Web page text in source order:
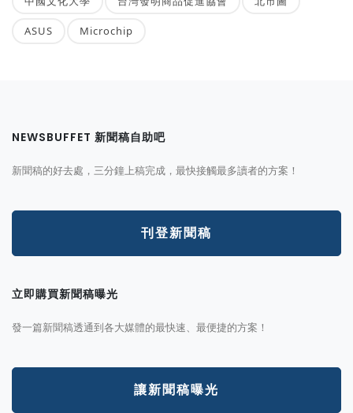
ASUS Microchip
NEWSBUFFET 新聞稿自助吧
新聞稿的好去處，三分鐘上稿完成，最快接觸最多讀者的方案！
刊登新聞稿
立即購買新聞稿曝光
發一篇新聞稿透通到各大媒體的最快速、最便捷的方案！
讓新聞稿曝光